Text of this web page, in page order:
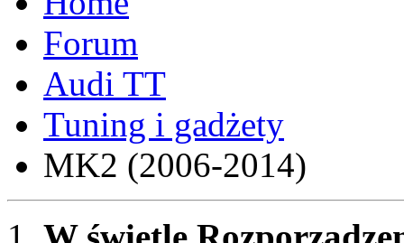
Forum
Audi TT
Tuning i gadżety
MK2 (2006-2014)